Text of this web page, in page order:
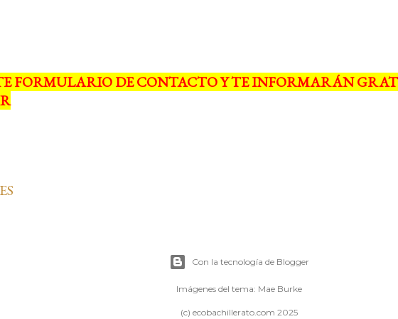
FORMULARIO DE CONTACTO Y TE INFORMARÁN
Con la tecnología de Blogger
Imágenes del tema: Mae Burke
(c) ecobachillerato.com 2025